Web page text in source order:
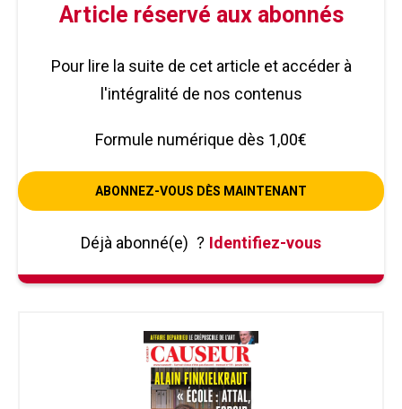
Article réservé aux abonnés
Pour lire la suite de cet article et accéder à
l'intégralité de nos contenus
Formule numérique dès 1,00€
ABONNEZ-VOUS DÈS MAINTENANT
Déjà abonné(e) ? Identifiez-vous